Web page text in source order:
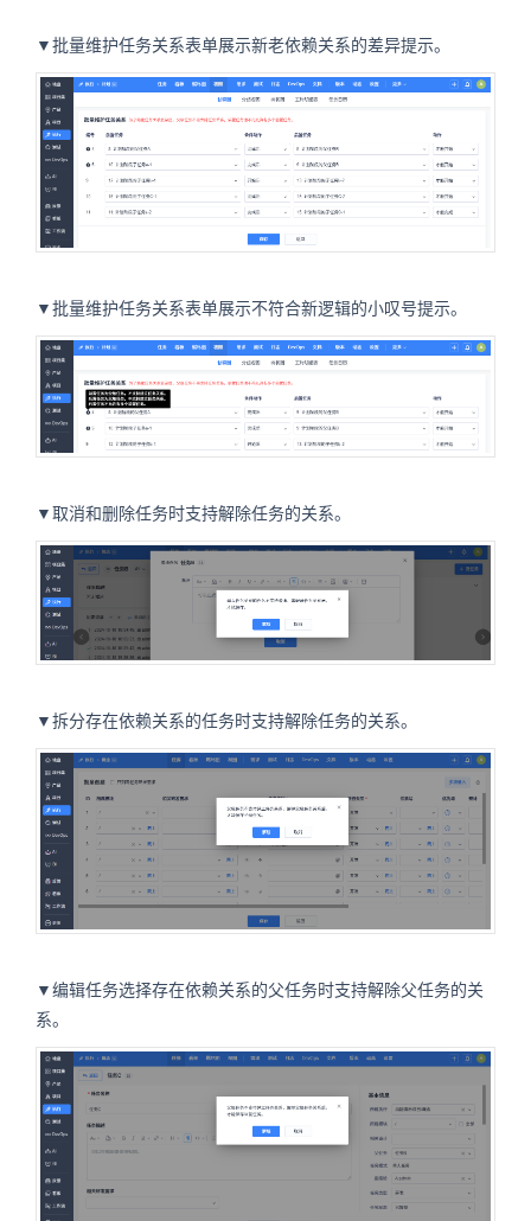
▼批量维护任务关系表单展示新老依赖关系的差异提示。
▼批量维护任务关系表单展示不符合新逻辑的小叹号提示。
▼取消和删除任务时支持解除任务的关系。
▼拆分存在依赖关系的任务时支持解除任务的关系。
▼编辑任务选择存在依赖关系的父任务时支持解除父任务的关
系。